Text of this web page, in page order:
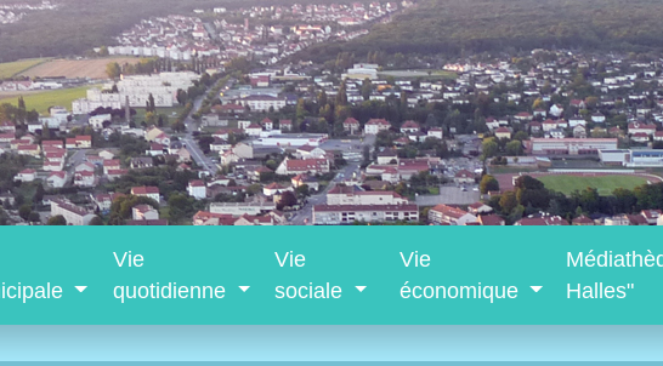
Vie
quotidienne
Vie
sociale
Vie
économique
Halles"